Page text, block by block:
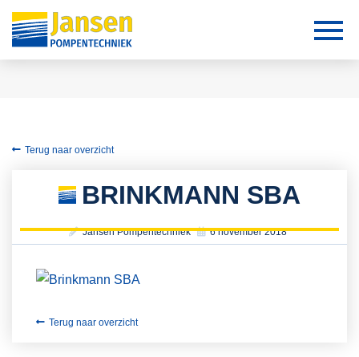
Terug naar overzicht
BRINKMANN SBA
Jansen Pompentechniek 6 november 2018
Terug naar overzicht